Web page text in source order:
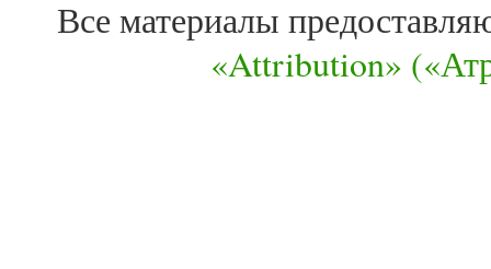
Все материалы
«Attribution»